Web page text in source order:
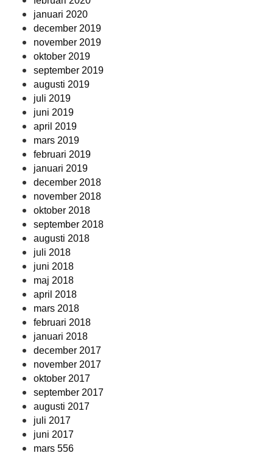
januari 2020
december 2019
november 2019
oktober 2019
september 2019
augusti 2019
juli 2019
juni 2019
april 2019
mars 2019
februari 2019
januari 2019
december 2018
november 2018
oktober 2018
september 2018
augusti 2018
juli 2018
juni 2018
maj 2018
april 2018
mars 2018
februari 2018
januari 2018
december 2017
november 2017
oktober 2017
september 2017
augusti 2017
juli 2017
juni 2017
mars 556